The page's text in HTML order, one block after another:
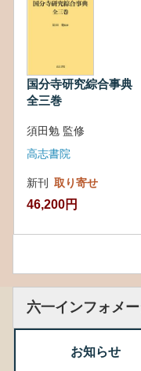
国分寺研究綜合事典
全三巻
須田勉 監修
高志書院
新刊 取り寄せ
46,200円
六一インフォメ
お知らせ